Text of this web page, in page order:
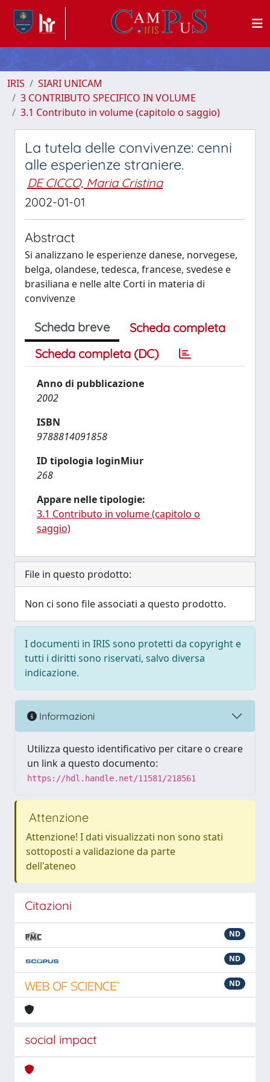
IRIS
SIARI UNICAM
3 CONTRIBUTO SPECIFICO IN VOLUME
3.1 Contributo in volume (capitolo o saggio)
La tutela delle convivenze: cenni
alle esperienze straniere.
DE CICCO, Maria Cristina
2002-01-01
Abstract
Si analizzano le esperienze danese, norvegese,
belga, olandese, tedesca, francese, svedese e
brasiliana e nelle alte Corti in materia di
convivenze
Scheda breve
Scheda completa
Scheda completa (DC)
Anno di pubblicazione
2002
ISBN
9788814091858
ID tipologia loginMiur
268
Appare nelle tipologie:
3.1 Contributo in volume (capitolo o
saggio)
File in questo prodotto:
Non ci sono file associati a questo prodotto.
I documenti in IRIS sono protetti da copyright e
tutti i diritti sono riservati, salvo diversa
indicazione.
Informazioni
Utilizza questo identificativo per citare o creare
un link a questo documento:
https://hdl.handle.net/11581/218561
Attenzione
Attenzione! I dati visualizzati non sono stati
sottoposti a validazione da parte
dell'ateneo
Citazioni
ND
ND
ND
social impact